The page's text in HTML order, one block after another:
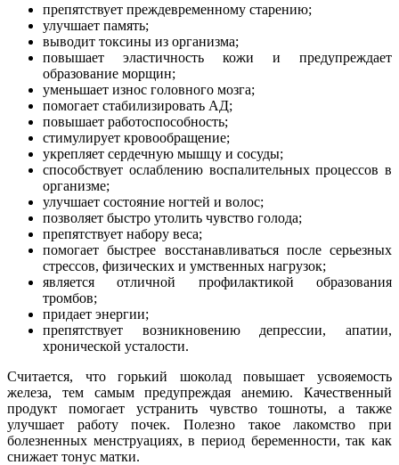
препятствует преждевременному старению;
улучшает память;
выводит токсины из организма;
повышает эластичность кожи и предупреждает
образование морщин;
уменьшает износ головного мозга;
помогает стабилизировать АД;
повышает работоспособность;
стимулирует кровообращение;
укрепляет сердечную мышцу и сосуды;
способствует ослаблению воспалительных процессов в
организме;
улучшает состояние ногтей и волос;
позволяет быстро утолить чувство голода;
препятствует набору веса;
помогает быстрее восстанавливаться после серьезных
стрессов, физических и умственных нагрузок;
является отличной профилактикой образования
тромбов;
придает энергии;
препятствует возникновению депрессии, апатии,
хронической усталости.
Считается, что горький шоколад повышает усвояемость
железа, тем самым предупреждая анемию. Качественный
продукт помогает устранить чувство тошноты, а также
улучшает работу почек. Полезно такое лакомство при
болезненных менструациях, в период беременности, так как
снижает тонус матки.